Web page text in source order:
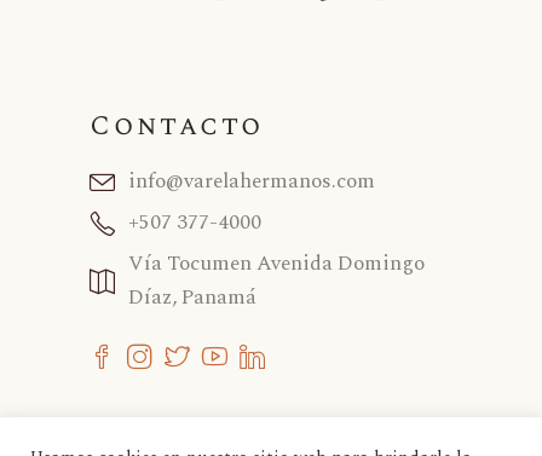
Contacto
info@varelahermanos.com
+507 377-4000
Vía Tocumen Avenida Domingo
Díaz, Panamá